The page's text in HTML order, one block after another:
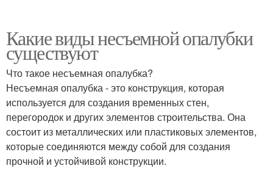
Какие виды несъемной опалубки
существуют
Что такое несъемная опалубка?
Несъемная опалубка - это конструкция, которая
используется для создания временных стен,
перегородок и других элементов строительства. Она
состоит из металлических или пластиковых элементов,
которые соединяются между собой для создания
прочной и устойчивой конструкции.